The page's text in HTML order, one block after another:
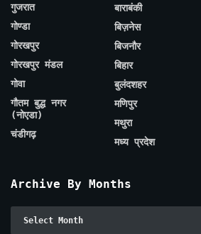
गुजरात
गोण्डा
गोरखपुर
गोरखपुर मंडल
गोवा
गौतम बुद्ध नगर
(नोएडा)
चंडीगढ़
बाराबंकी
बिज़नेस
बिजनौर
बिहार
बुलंदशहर
मणिपुर
मथुरा
मध्य प्रदेश
Archive By Months